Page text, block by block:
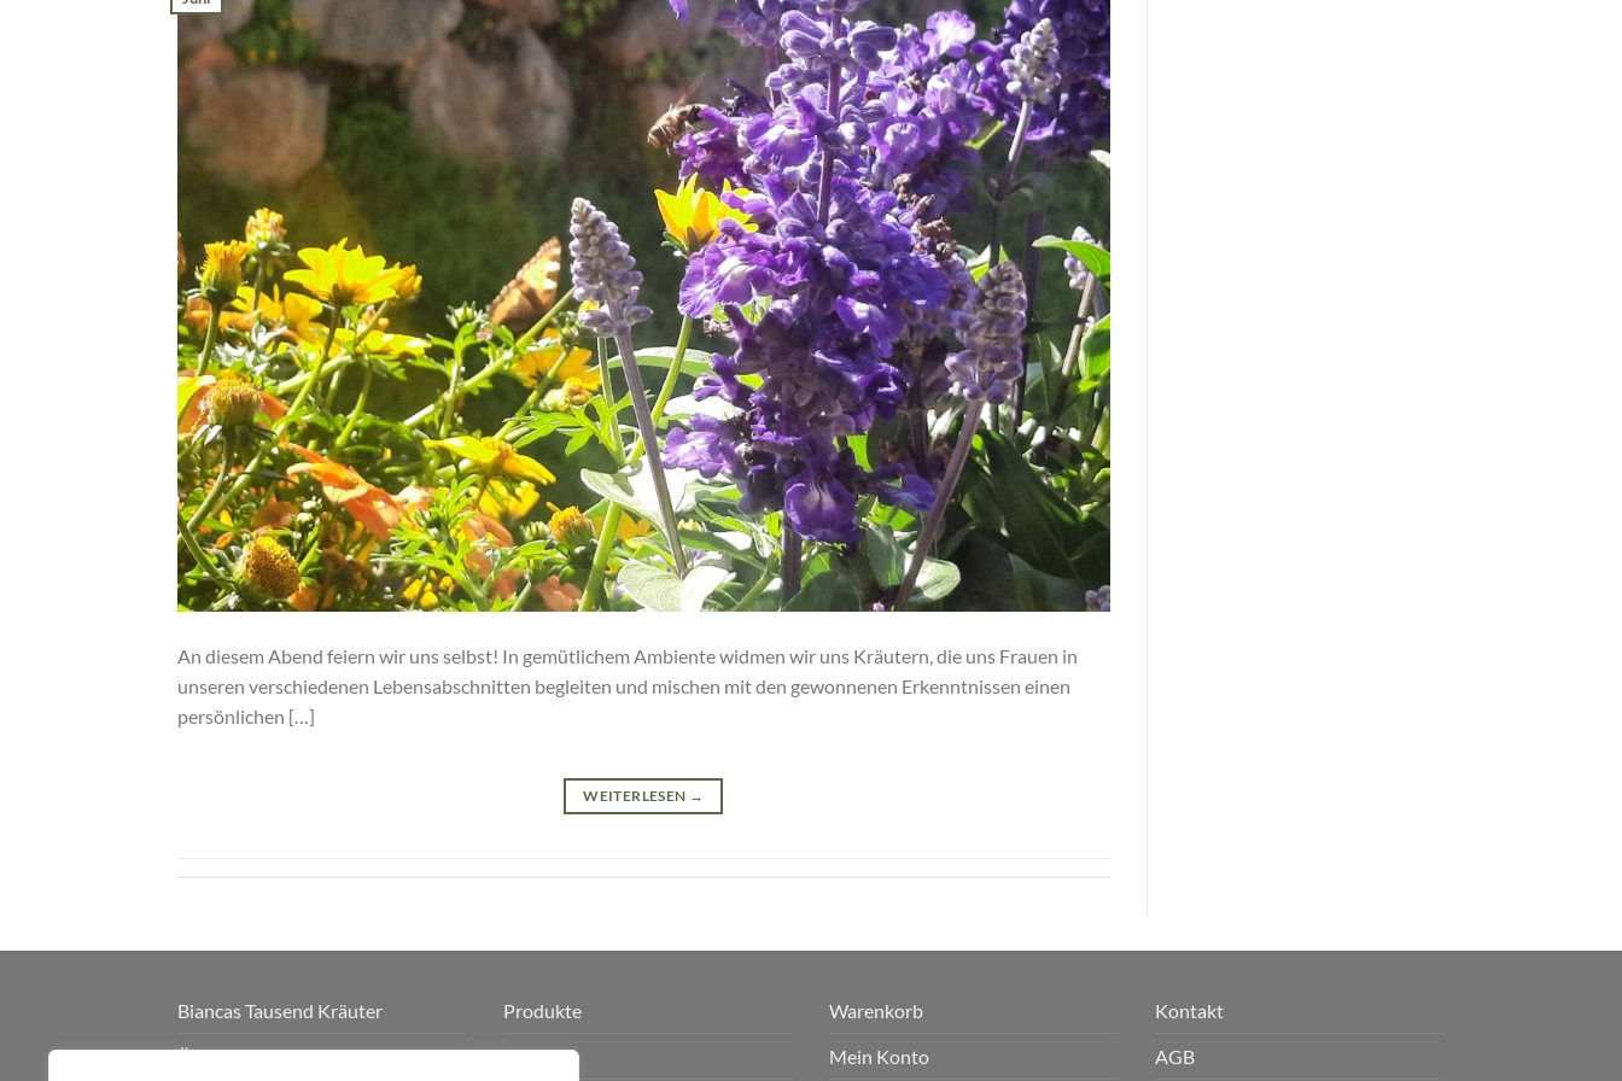
An diesem Abend feiern wir uns selbst! In gemütlichem Ambiente widmen wir uns Kräutern, die uns Frauen in
unseren verschiedenen Lebensabschnitten begleiten und mischen mit den gewonnenen Erkenntnissen einen
persönlichen […]
WEITERLESEN →
Biancas Tausend Kräuter
Über mich
Produkte
Shop
Warenkorb
Mein Konto
Kontakt
AGB